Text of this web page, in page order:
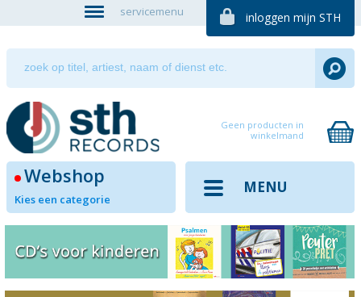
servicemenu inloggen mijn STH
Geen producten in
winkelmand
Webshop
Kies een categorie
MENU